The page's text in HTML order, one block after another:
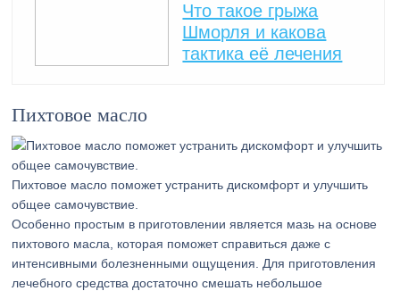
Что такое грыжа
Шморля и какова
тактика её лечения
Пихтовое масло
Пихтовое масло поможет устранить дискомфорт и улучшить
общее самочувствие.
Особенно простым в приготовлении является мазь на основе
пихтового масла, которая поможет справиться даже с
интенсивными болезненными ощущения. Для приготовления
лечебного средства достаточно смешать небольшое